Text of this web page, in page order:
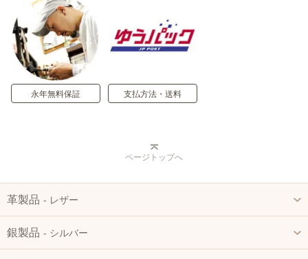
永年無料保証 支払方法・送料
ページトップへ
革製品 ‐ レザー
銀製品 ‐ シルバー